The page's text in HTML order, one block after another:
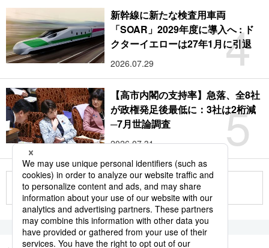
4
新幹線に新たな検査用車両
「SOAR」2029年度に導入へ : ド
クターイエローは27年1月に引退
2026.07.29
5
【高市内閣の支持率】急落、全8社
が政権発足後最低に：3社は2桁減
─7月世論調査
2026.07.31
もっと見る